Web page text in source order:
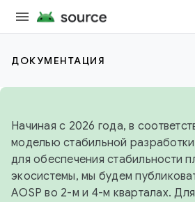
ДОКУМЕНТАЦИЯ
Начиная с 2026 года, в
моделью стабильной
для обеспечения стабильности
экосистемы, мы будем
AOSP во 2-м и 4-м кварталах.